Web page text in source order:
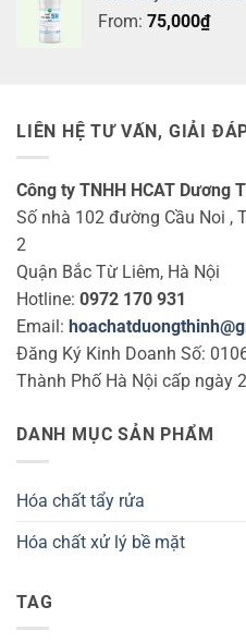
From: 75,000₫
LIÊN HỆ TƯ VẤN, GIẢI
Công ty TNHH HCAT Dương
Số nhà 102 đường Cầu Noi ,
2
Quận Bắc Từ Liêm, Hà Nội
Hotline: 0972 170 931
Email:
Đăng Ký Kinh Doanh Số:
Thành Phố Hà Nội cấp ngày
DANH MỤC SẢN PHẨM
Hóa chất tẩy rửa
Hóa chất xử lý bề mặt
TAG